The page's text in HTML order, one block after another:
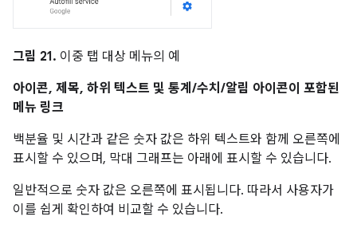
그림 21. 이중 탭 대상 메뉴의 예
아이콘, 제목, 하위 텍스트 및 통계/수치/알림 아이콘이 포함된
메뉴 링크
백분율 및 시간과 같은 숫자 값은 하위 텍스트와 함께 오른쪽에
표시할 수 있으며, 막대 그래프는 아래에 표시할 수 있습니다.
일반적으로 숫자 값은 오른쪽에 표시됩니다. 따라서 사용자가
이를 쉽게 확인하여 비교할 수 있습니다.